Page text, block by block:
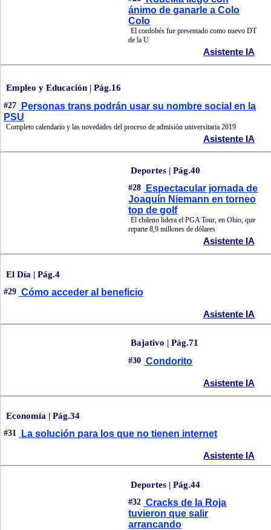
ánimo de ganarle a Colo
Colo
El cordobés fue presentado como nuevo DT
de la U
Asistente IA
Empleo y Educación | Pág.16
#27
Personas trans podrán usar su nombre social en la
PSU
Completo calendario y las novedades del proceso de admisión universitaria 2019
Asistente IA
Deportes | Pág.40
#28
Espectacular jornada de
Joaquín Niemann en torneo
top de golf
El chileno lidera el PGA Tour, en Ohio, que
reparte 8,9 millones de dólares
Asistente IA
El Día | Pág.4
#29 Cómo acceder al beneficio
Asistente IA
Bajativo | Pág.71
#30 Condorito
Asistente IA
Economía | Pág.34
#31 La solución para los que no tienen internet
Asistente IA
Deportes | Pág.44
#32 Cracks de la Roja
tuvieron que salir
arrancando